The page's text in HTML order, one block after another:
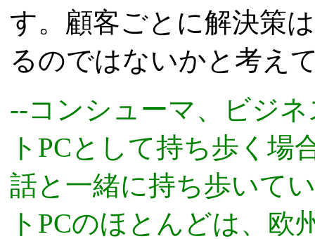
す。顧客ごとに解決策
るのではないかと考え
--コンシューマ、ビジ
トPCとして持ち歩く
話と一緒に持ち歩いて
トPCのほとんどは、欧